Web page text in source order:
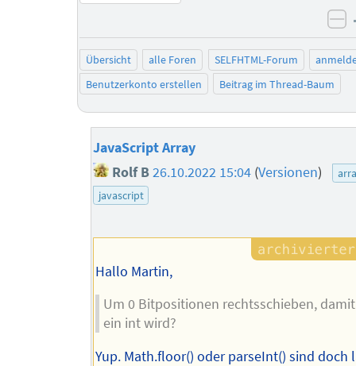
Übersicht alle Foren SELFHTML-Forum
Benutzerkonto erstellen
Beitrag im Thread-Baum
JavaScript Array
Rolf B26.10.2022 15:04 (Versionen)
javascript
Hallo Martin,
Um 0 Bitpositionen rechtsschieben,
ein int wird?
Yup. Math.floor() oder parseInt() sind doch